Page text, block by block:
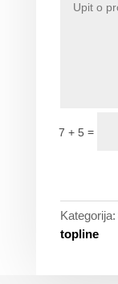
7 + 5=
Kategorija:
topline